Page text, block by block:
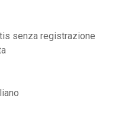
senza registrazione